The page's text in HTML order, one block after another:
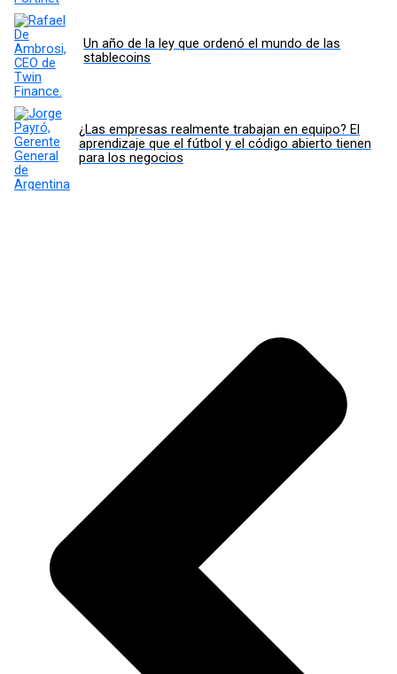
Un año de la ley que ordenó el mundo de las
stablecoins
¿Las empresas realmente trabajan en equipo? El
aprendizaje que el fútbol y el código abierto tienen
para los negocios